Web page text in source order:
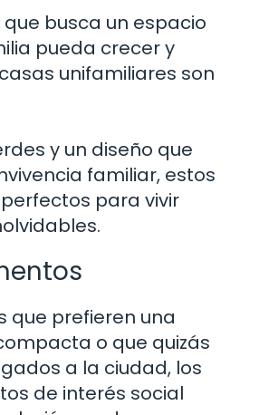
que busca un espacio
pueda crecer y
unifamiliares son
y un diseño que
familiar, estos
para vivir
que prefieren una
o que quizás
a la ciudad, los
de interés social